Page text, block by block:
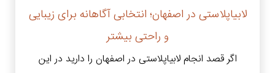
لابیاپلاستی در اصفهان؛ انتخابی آگاهانه برای زیبایی
و راحتی بیشتر
اگر قصد انجام لابیاپلاستی در اصفهان را دارید در این